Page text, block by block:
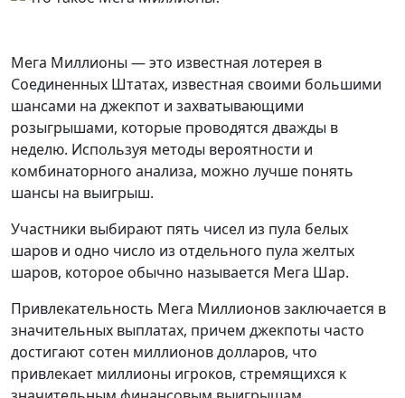
Мега Миллионы — это известная лотерея в
Соединенных Штатах, известная своими большими
шансами на джекпот и захватывающими
розыгрышами, которые проводятся дважды в
неделю. Используя методы вероятности и
комбинаторного анализа, можно лучше понять
шансы на выигрыш.
Участники выбирают пять чисел из пула белых
шаров и одно число из отдельного пула желтых
шаров, которое обычно называется Мега Шар.
Привлекательность Мега Миллионов заключается в
значительных выплатах, причем джекпоты часто
достигают сотен миллионов долларов, что
привлекает миллионы игроков, стремящихся к